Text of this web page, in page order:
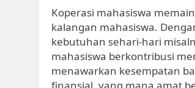
Koperasi mahasiswa
kalangan mahasiswa.
kebutuhan sehari-hari
mahasiswa berkontribusi
menawarkan kesempatan